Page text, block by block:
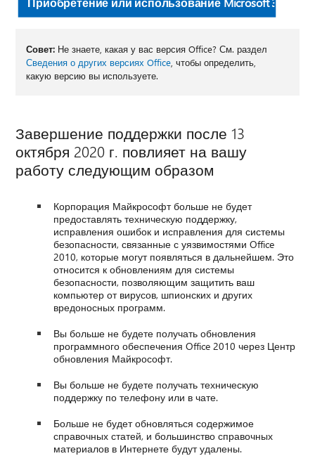
Совет: Не знаете, какая у вас версия Office? См. раздел
Сведения о других версиях Office, чтобы определить,
какую версию вы используете.
Завершение поддержки после 13
октября 2020 г. повлияет на вашу
работу следующим образом
Корпорация Майкрософт больше не будет
предоставлять техническую поддержку,
исправления ошибок и исправления для системы
безопасности, связанные с уязвимостями Office
2010, которые могут появляться в дальнейшем. Это
относится к обновлениям для системы
безопасности, позволяющим защитить ваш
компьютер от вирусов, шпионских и других
вредоносных программ.
Вы больше не будете получать обновления
программного обеспечения Office 2010 через Центр
обновления Майкрософт.
Вы больше не будете получать техническую
поддержку по телефону или в чате.
Больше не будет обновляться содержимое
справочных статей, и большинство справочных
материалов в Интернете будут удалены.